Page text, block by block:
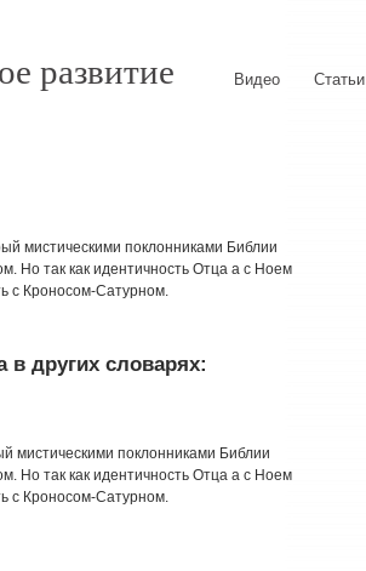
развитие Видео Статьи
мистическими поклонниками Библии
Но так как идентичность Отца а с Ноем
с Кроносом-Сатурном.
в других словарях:
мистическими поклонниками Библии
Но так как идентичность Отца а с Ноем
с Кроносом-Сатурном.